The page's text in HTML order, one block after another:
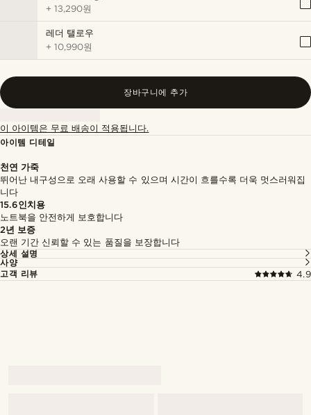
+13,290원
레더 탤로우
+10,990원
장바구니에 추가
이 아이템은 무료 배송이 적용됩니다.
아이템 디테일
천연 가죽
뛰어난 내구성으로 오래 사용할 수 있으며 시간이 흐를수록 더욱 멋스러워집
니다
15.6인치용
노트북을 안전하게 보호합니다
2년 보증
오랜 기간 신뢰할 수 있는 품질을 보장합니다
상세 설명
사양
고객 리뷰
4.9